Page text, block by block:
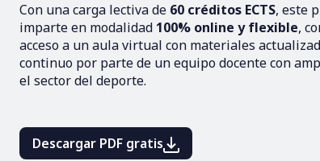
Con una carga lectiva de 60 créditos ECTS, este
imparte en modalidad 100% online y flexible,
acceso a un aula virtual con materiales
continuo por parte de un equipo docente con
el sector del deporte.
Descargar PDF gratis